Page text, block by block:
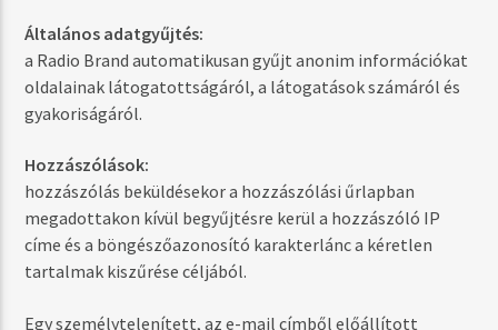
Általános adatgyűjtés:
a Radio Brand automatikusan gyűjt anonim információkat
oldalainak látogatottságáról, a látogatások számáról és
gyakoriságáról.
Hozzászólások:
hozzászólás beküldésekor a hozzászólási űrlapban
megadottakon kívül begyűjtésre kerül a hozzászóló IP
címe és a böngészőazonosító karakterlánc a kéretlen
tartalmak kiszűrése céljából.
Egy személytelenített, az e-mail címből előállított